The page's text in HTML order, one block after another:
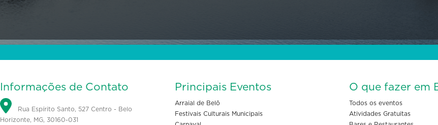
Informações de Contato
Rua Espírito Santo, 527 Centro - Belo
Horizonte, MG, 30160-031
Principais Eventos
Arraial de Belô
Festivais Culturais Municipais
O que fazer em
Todos os eventos
Atividades Gratuitas